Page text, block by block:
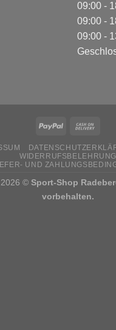
09:00 -
09:00 -
09:00 -
WIDERRUFSBELEHRUNG
UND
© Sport-Shop
vorbehalten.